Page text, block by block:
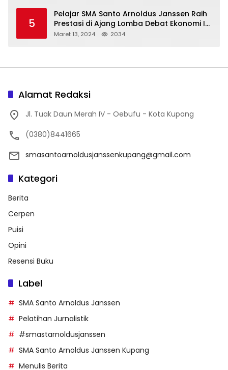
5
Pelajar SMA Santo Arnoldus Janssen Raih
Prestasi di Ajang Lomba Debat Ekonomi IV,
Gelar Best Speaker Diraih Viantri Azi
Maret 13, 2024 2034
Alamat Redaksi
Jl. Tuak Daun Merah IV - Oebufu - Kota Kupang
(0380)8441665
smasantoarnoldusjanssenkupang@gmail.com
Kategori
Berita
Cerpen
Puisi
Opini
Resensi Buku
Label
SMA Santo Arnoldus Janssen
Pelatihan Jurnalistik
#smastarnoldusjanssen
SMA Santo Arnoldus Janssen Kupang
Menulis Berita